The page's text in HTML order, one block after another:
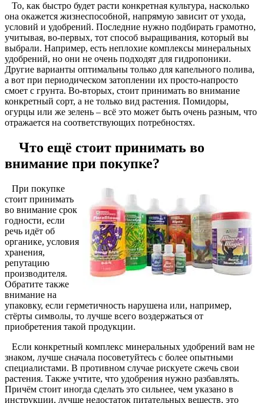
То, как быстро будет расти конкретная культура, насколько
она окажется жизнеспособной, напрямую зависит от ухода,
условий и удобрений. Последние нужно подбирать грамотно,
учитывая, во-первых, тот способ выращивания, который вы
выбрали. Например, есть неплохие комплексы минеральных
удобрений, но они не очень подходят для гидропоники.
Другие варианты оптимальны только для капельного полива,
а вот при периодическом затоплении их просто-напросто
смоет с грунта. Во-вторых, стоит принимать во внимание
конкретный сорт, а не только вид растения. Помидоры,
огурцы или же зелень – всё это может быть очень разным, что
отражается на соответствующих потребностях.
Что ещё стоит принимать во
внимание при покупке?
При покупке
стоит принимать
во внимание срок
годности, если
речь идёт об
органике, условия
хранения,
репутацию
производителя.
Обратите также
внимание на
упаковку, если герметичность нарушена или, например,
стёрты символы, то лучше всего воздержаться от
приобретения такой продукции.
Если конкретный комплекс минеральных удобрений вам не
знаком, лучше сначала посоветуйтесь с более опытными
специалистами. В противном случае рискуете сжечь свои
растения. Также учтите, что удобрения нужно разбавлять.
Причём стоит иногда сделать это сильнее, чем указано в
инструкции, лучше недостаток питательных веществ, это